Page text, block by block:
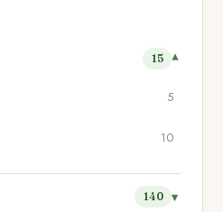
15
5
10
140